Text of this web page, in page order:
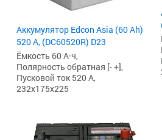
Аккумулятор Edcon Asia (60 Ah)
520 А, (DC60520R) D23
Ёмкость 60 А·ч,
Полярность обратная [- +],
Пусковой ток 520 А,
232x175x225